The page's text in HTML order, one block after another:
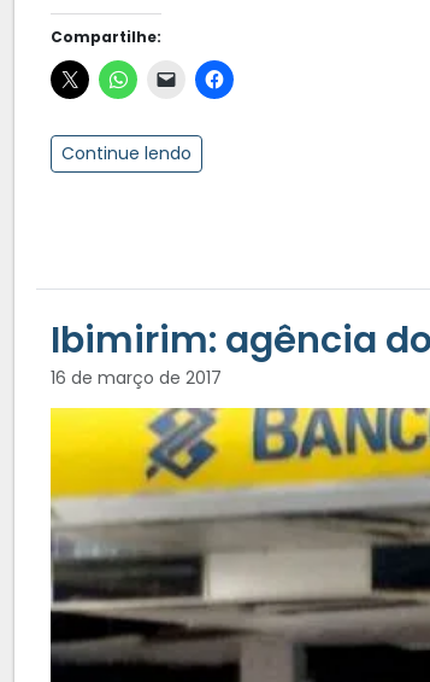
Compartilhe:
Continue lendo
Ibimirim: agência
16 de março de 2017